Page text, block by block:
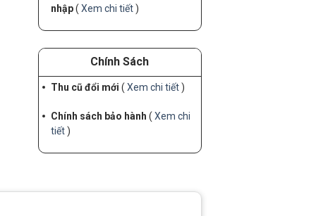
nhập( Xem chi tiết)
Chính Sách
Thu cũ đổi mới ( Xem chi tiết)
Chính sách bảo hành ( Xem chi
tiết)